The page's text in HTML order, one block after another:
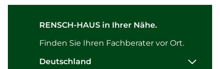
RENSCH-HAUS in Ihrer Nähe.
Finden Sie Ihren Fachberater vor Ort.
Deutschland